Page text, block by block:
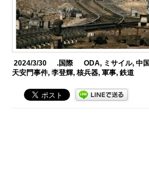
2024/3/30 .国際 ODA, ミサイル, 中国
天安門事件,李登輝,核兵器,軍事,鉄道